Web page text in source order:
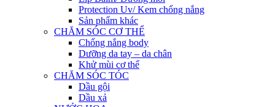
Protection Uv/ Kem chống nắng
Sản phẩm khác
CHĂM SÓC CƠ THỂ
Chống nắng body
Dưỡng da tay – da chân
Khử mùi cơ thể
CHĂM SÓC TÓC
Dầu gội
Dầu xả